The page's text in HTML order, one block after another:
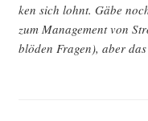
ken sich lohnt. Gäbe
zum Manage­ment von
blö­den Fra­gen), aber